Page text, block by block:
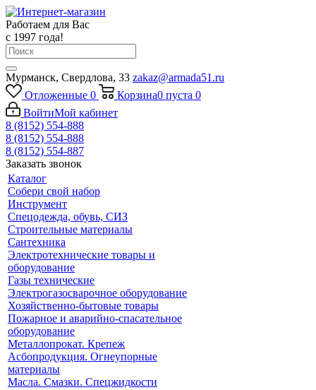
Работаем для Вас
с 1997 года!
Мурманск, Свердлова, 33 zakaz@armada51.ru
Отложенные 0 Корзина0 пуста 0
ВойтиМой кабинет
8 (8152) 554-888
8 (8152) 554-888
8 (8152) 554-887
Заказать звонок
Каталог
Собери свой набор
Инструмент
Спецодежда, обувь, СИЗ
Строительные материалы
Сантехника
Электротехнические товары и
оборудование
Газы технические
Электрогазосварочное оборудование
Хозяйственно-бытовые товары
Пожарное и аварийно-спасательное
оборудование
Металлопрокат. Крепеж
Асбопродукция. Огнеупорные
материалы
Масла. Смазки. Спецжидкости